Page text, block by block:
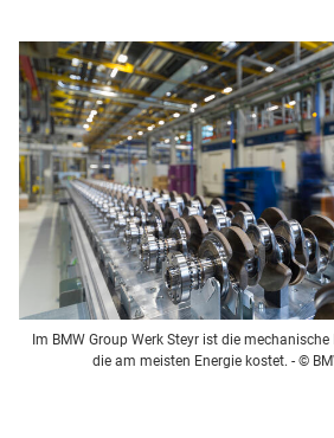
Im BMW Group Werk Steyr ist die
die am meisten Energie kostet. - ©